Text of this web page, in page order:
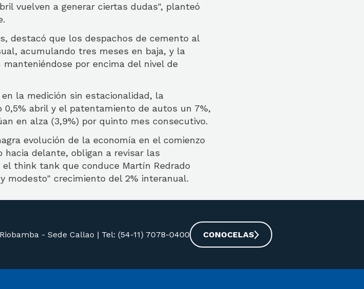
vuelven a generar ciertas dudas", planteó
destacó que los despachos de cemento al
acumulando tres meses en baja, y la
por encima del nivel de
la medición sin estacionalidad, la
0,5% abril y el patentamiento de autos un 7%,
en alza (3,9%) por quinto mes consecutivo.
evolución de la economía en el comienzo
delante, obligan a revisar las
think tank que conduce Martín Redrado
modesto" crecimiento del 2% interanual.
- Sede Callao | Tel: (54-11) 7078-0400 CONOCELAS